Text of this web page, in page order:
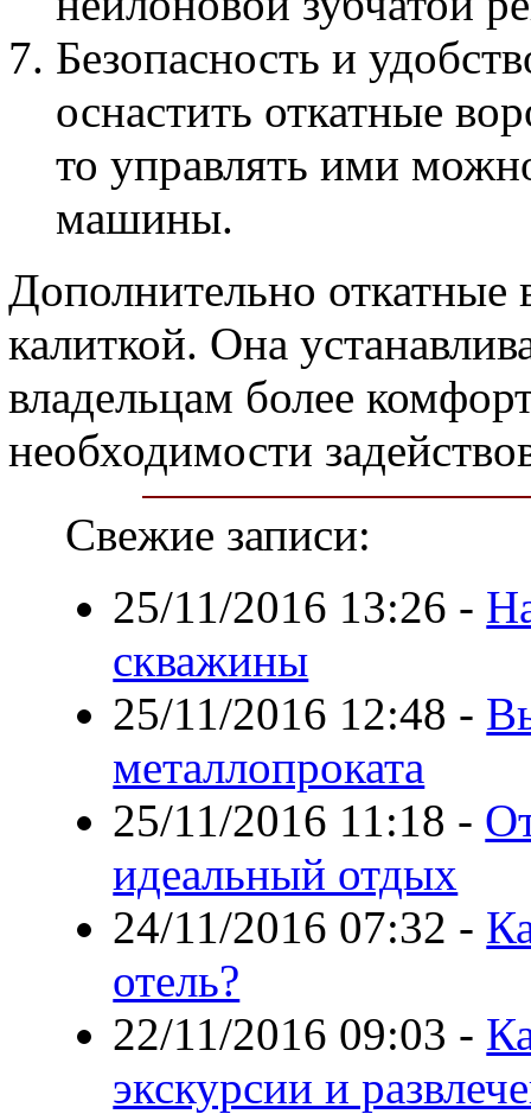
Безопасность и
оснастить откатные
то управлять ими
машины.
Дополнительно откатные
калиткой. Она
владельцам более
необходимости
Свежие записи:
25/11/2016 13:26 -
скважины
25/11/2016 12:48 -
металлопроката
25/11/2016 11:18 -
идеальный отдых
24/11/2016 07:32 -
отель?
22/11/2016 09:03 -
экскурсии и